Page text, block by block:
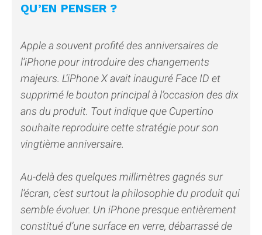
QU’EN PENSER ?
Apple a souvent profité des anniversaires de
l’iPhone pour introduire des changements
majeurs. L’iPhone X avait inauguré Face ID et
supprimé le bouton principal à l’occasion des dix
ans du produit. Tout indique que Cupertino
souhaite reproduire cette stratégie pour son
vingtième anniversaire.
Au-delà des quelques millimètres gagnés sur
l’écran, c’est surtout la philosophie du produit qui
semble évoluer. Un iPhone presque entièrement
constitué d’une surface en verre, débarrassé de